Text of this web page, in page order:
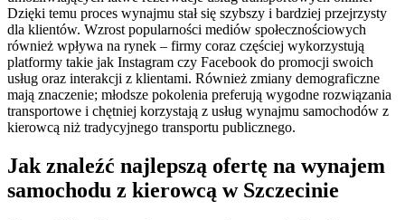
Dzięki temu proces wynajmu stał się szybszy i bardziej przejrzysty
dla klientów. Wzrost popularności mediów społecznościowych
również wpływa na rynek – firmy coraz częściej wykorzystują
platformy takie jak Instagram czy Facebook do promocji swoich
usług oraz interakcji z klientami. Również zmiany demograficzne
mają znaczenie; młodsze pokolenia preferują wygodne rozwiązania
transportowe i chętniej korzystają z usług wynajmu samochodów z
kierowcą niż tradycyjnego transportu publicznego.
Jak znaleźć najlepszą ofertę na wynajem
samochodu z kierowcą w Szczecinie